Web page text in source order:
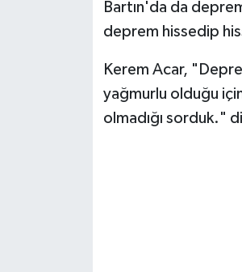
Bartın'da da
deprem hissedip
Kerem Acar,
yağmurlu olduğu için
olmadığı sorduk."